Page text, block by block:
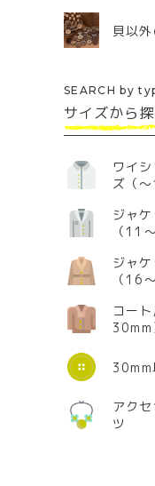
貝以
SEARCH by
サイズから
ワイ
ズ（〜
ジャ
（11
ジャ
（16
コー
30mm
30mm
アク
ツ